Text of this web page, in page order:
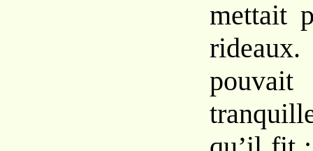
mettait